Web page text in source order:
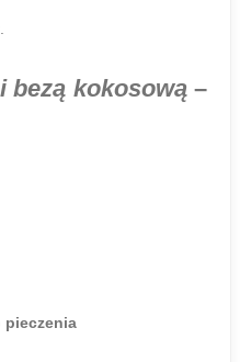
bezą kokosową –
pieczenia